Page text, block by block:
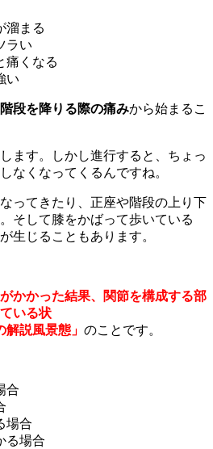
溜まる
ラい
痛くなる
い
階段を降りる際の痛みから始まるこ
ます。しかし進行すると、ちょっ
なくなってくるんですね。
ってきたり、正座や階段の上り下
そして膝をかばって歩いている
生じることもあります。
がかかった結果、関節を構成する部
いる状
態」 のことです。
合
場合
る場合